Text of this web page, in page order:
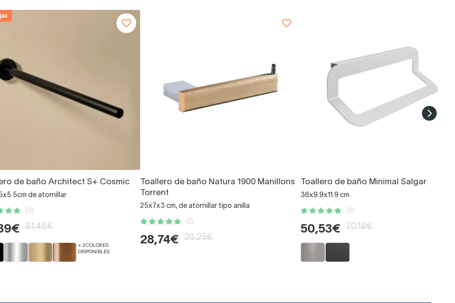
de baño Architect S+ Cosmic
de atornillar
(3)
81,46€
+ 3 COLORES
DISPONIBLES
Toallero de baño Natura 1900 Manillons
Torrent
25x7x3 cm, de atornillar tipo anilla
(2)
28,74€ 30,25€
Toallero de baño Minimal Salgar
36x9.9x11.9 cm
(2)
50,53€ 70,18€